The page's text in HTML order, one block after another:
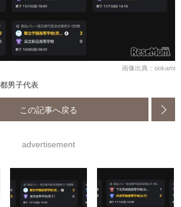
画像出典：ookami
男子代表
この記事へ戻る
advertisement